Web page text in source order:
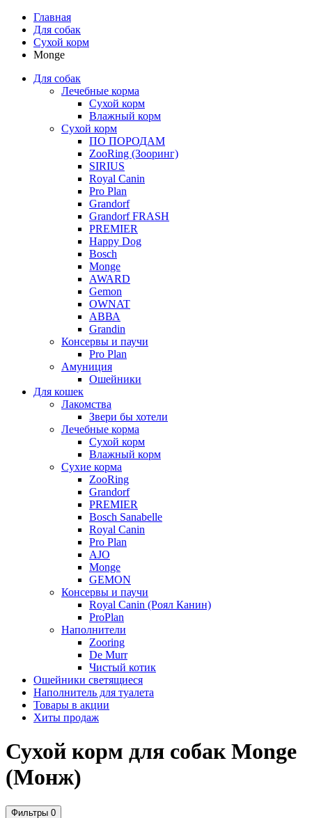
Главная
Для собак
Сухой корм
Monge
Для собак
Лечебные корма
Сухой корм
Влажный корм
Сухой корм
ПО ПОРОДАМ
ZooRing (Зооринг)
SIRIUS
Royal Canin
Pro Plan
Grandorf
Grandorf FRASH
PREMIER
Happy Dog
Bosch
Monge
AWARD
Gemon
OWNAT
АВВА
Grandin
Консервы и паучи
Pro Plan
Амуниция
Ошейники
Для кошек
Лакомства
Звери бы хотели
Лечебные корма
Сухой корм
Влажный корм
Сухие корма
ZooRing
Grandorf
PREMIER
Bosch Sanabelle
Royal Canin
Pro Plan
AJO
Monge
GEMON
Консервы и паучи
Royal Canin (Роял Канин)
ProPlan
Наполнители
Zooring
De Murr
Чистый котик
Ошейники светящиеся
Наполнитель для туалета
Товары в акции
Хиты продаж
Сухой корм для собак Monge
(Монж)
Фильтры 0